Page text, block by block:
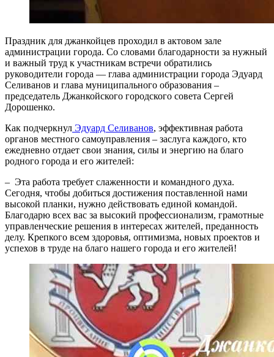
Праздник для джанкойцев проходил в актовом зале
администрации города. Со словами благодарности за нужный
и важный труд к участникам встречи обратились
руководители города — глава администрации города Эдуард
Селиванов и глава муниципального образования –
председатель Джанкойского городского совета Сергей
Дорошенко.
Как подчеркнул Эдуард Селиванов, эффективная работа
органов местного самоуправления – заслуга каждого, кто
ежедневно отдает свои знания, силы и энергию на благо
родного города и его жителей:
– Эта работа требует слаженности и командного духа.
Сегодня, чтобы добиться достижения поставленной нами
высокой планки, нужно действовать единой командой.
Благодарю всех вас за высокий профессионализм, грамотные
управленческие решения в интересах жителей, преданность
делу. Крепкого всем здоровья, оптимизма, новых проектов и
успехов в труде на благо нашего города и его жителей!